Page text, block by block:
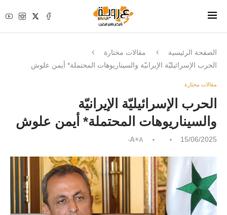
الصفحة الرئيسية
مقالات مختارة
الحرب الإسرائيليّة الإيرانيّة والسيناريوهات المحتملة* أيمن علوش
مقالات مختارة
الحرب الإسرائيليّة الإيرانيّة
والسيناريوهات المحتملة* أيمن علوش
15/06/2025
A+A-